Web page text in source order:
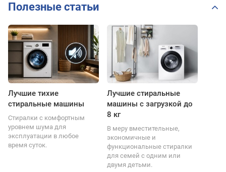
Полезные статьи
Лучшие тихие
стиральные машины
Стиралки с комфортным
уровнем шума для
эксплуатации в любое
время суток.
Лучшие стиральные
машины с загрузкой до
8 кг
В меру вместительные,
экономичные и
функциональные стиралки
для семей с одним или
двумя детьми.